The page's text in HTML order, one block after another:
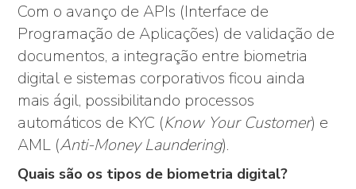
Com o avanço de APIs (Interface de
Programação de Aplicações) de validação de
documentos, a integração entre biometria
digital e sistemas corporativos ficou ainda
mais ágil, possibilitando processos
automáticos de KYC (Know Your Customer) e
AML (Anti-Money Laundering).
Quais são os tipos de biometria digital?